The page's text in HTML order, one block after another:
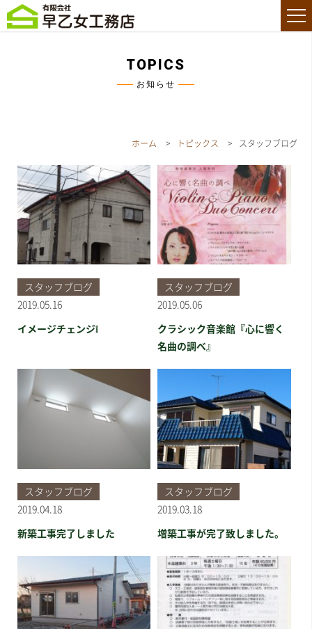
お知らせ
ホーム トピックス スタッフブログ
スタッフブログ
2019.05.16
イメージチェンジ❕
スタッフブログ
2019.05.06
クラシック音楽館『心に響く
名曲の調べ』
スタッフブログ
2019.04.18
新築工事完了しました
スタッフブログ
2019.03.18
増築工事が完了致しました。